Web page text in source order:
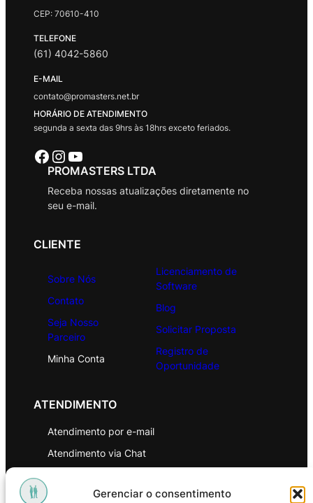
Gerenciar o consentimento
CEP: 70610-410
TELEFONE
(61) 4042-5860
E-MAIL
contato@promasters.net.br
HORÁRIO DE ATENDIMENTO
segunda a sexta das 9hrs às 18hrs exceto feriados.
Facebook Instagram Youtube
PROMASTERS LTDA
Receba nossas atualizações diretamente no
seu e-mail.
CLIENTE
Sobre Nós
Contato
Seja Nosso
Parceiro
Minha Conta
Licenciamento de
Software
Blog
Solicitar Proposta
Registro de
Oportunidade
ATENDIMENTO
Atendimento por e-mail
Atendimento via Chat